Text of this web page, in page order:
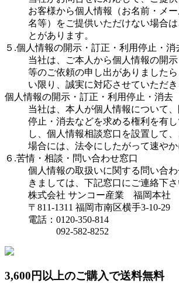
お客様から個人情報（お名前・メ
名等）をご提供いただけない場合
とがあります。
５.個人情報の開示・訂正・利用停止・消
当社は、ご本人から個人情報の開
等のご依頼の申し出がありました
い限り、誠実に対応させていただき
個人情報の開示・訂正・利用停止・消去
当社は、本人が個人情報について
停止・消去などを求める権利を有
し、個人情報相談窓口を設置して
場合には、法令にしたがって速やか
６.苦情・相談・問い合わせ窓口
個人情報の取扱いに関する問い合
きましては、下記窓口にご連絡下さ
株式会社 サンコー産業 福岡本社
〒811-1311 福岡市南区横手3-10-29
電話：0120-350-814
092-582-8252
3,600円以上のご購入で送料無料